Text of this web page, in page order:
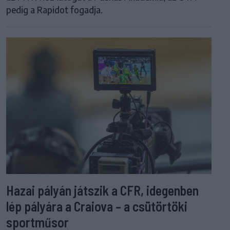
pedig a Rapidot fogadja.
Hazai pályán játszik a CFR, idegenben
lép pályára a Craiova – a csütörtöki
sportműsor